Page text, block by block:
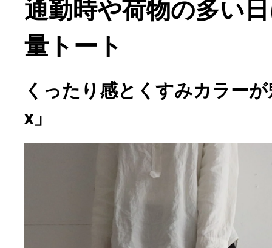
通勤時や荷物の多い
量トート
くったり感とくすみカラー
x」